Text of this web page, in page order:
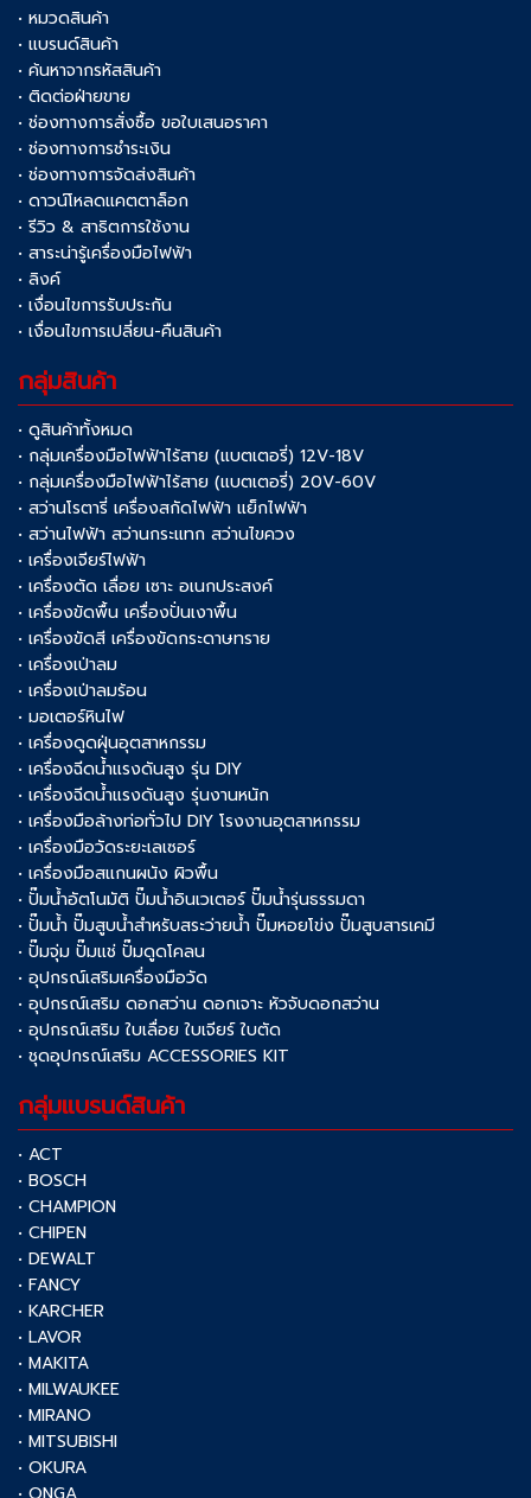
• หมวดสินค้า
• แบรนด์สินค้า
• ค้นหาจากรหัสสินค้า
• ติดต่อฝ่ายขาย
• ช่องทางการสั่งซื้อ ขอใบเสนอราคา
• ช่องทางการชำระเงิน
• ช่องทางการจัดส่งสินค้า
• ดาวน์โหลดแคตตาล็อก
• รีวิว & สาธิตการใช้งาน
• สาระน่ารู้เครื่องมือไฟฟ้า
• ลิงค์
• เงื่อนไขการรับประกัน
• เงื่อนไขการเปลี่ยน-คืนสินค้า
กลุ่มสินค้า
• ดูสินค้าทั้งหมด
• กลุ่มเครื่องมือไฟฟ้าไร้สาย (แบตเตอรี่) 12V-18V
• กลุ่มเครื่องมือไฟฟ้าไร้สาย (แบตเตอรี่) 20V-60V
• สว่านโรตารี่ เครื่องสกัดไฟฟ้า แย็กไฟฟ้า
• สว่านไฟฟ้า สว่านกระแทก สว่านไขควง
• เครื่องเจียร์ไฟฟ้า
• เครื่องตัด เลื่อย เซาะ อเนกประสงค์
• เครื่องขัดพื้น เครื่องปั่นเงาพื้น
• เครื่องขัดสี เครื่องขัดกระดาษทราย
• เครื่องเป่าลม
• เครื่องเป่าลมร้อน
• มอเตอร์หินไฟ
• เครื่องดูดฝุ่นอุตสาหกรรม
• เครื่องฉีดน้ำแรงดันสูง รุ่น DIY
• เครื่องฉีดน้ำแรงดันสูง รุ่นงานหนัก
• เครื่องมือล้างท่อทั่วไป DIY โรงงานอุตสาหกรรม
• เครื่องมือวัดระยะเลเซอร์
• เครื่องมือสแกนผนัง ผิวพื้น
• ปั๊มน้ำอัตโนมัติ ปั๊มน้ำอินเวเตอร์ ปั๊มน้ำรุ่นธรรมดา
• ปั๊มน้ำ ปั๊มสูบน้ำสำหรับสระว่ายน้ำ ปั๊มหอยโข่ง ปั๊มสูบสารเคมี
• ปั๊มจุ่ม ปั๊มแช่ ปั๊มดูดโคลน
• อุปกรณ์เสริมเครื่องมือวัด
• อุปกรณ์เสริม ดอกสว่าน ดอกเจาะ หัวจับดอกสว่าน
• อุปกรณ์เสริม ใบเลื่อย ใบเจียร์ ใบตัด
• ชุดอุปกรณ์เสริม ACCESSORIES KIT
กลุ่มแบรนด์สินค้า
• ACT
• BOSCH
• CHAMPION
• CHIPEN
• DEWALT
• FANCY
• KARCHER
• LAVOR
• MAKITA
• MILWAUKEE
• MIRANO
• MITSUBISHI
• OKURA